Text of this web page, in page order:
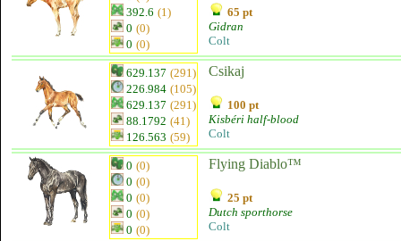
392.6 (1)
0 (0)
0 (0)
65 pt
Gidran
Colt
629.137 (291)
226.984 (105)
629.137 (291)
88.1792 (41)
126.563 (59)
Csikaj
100 pt
Kisbéri half-blood
Colt
0 (0)
0 (0)
0 (0)
0 (0)
0 (0)
Flying Diablo™
25 pt
Dutch sporthorse
Colt